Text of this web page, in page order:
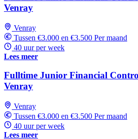
Venray
Venray
Tussen €3.000 en €3.500 Per maand
40 uur per week
Lees meer
Fulltime Junior Financial
Venray
Venray
Tussen €3.000 en €3.500 Per maand
40 uur per week
Lees meer